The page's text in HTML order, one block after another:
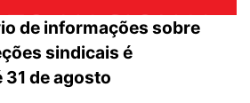
de informações sobre
sindicais é
de agosto